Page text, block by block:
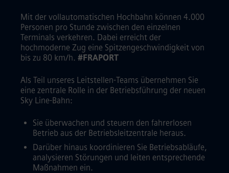
Mit der vollautomatischen Hochbahn können 4.000
Personen pro Stunde zwischen den einzelnen
Terminals verkehren. Dabei erreicht der
hochmoderne Zug eine Spitzengeschwindigkeit von
bis zu 80 km/h. #FRAPORT
Als Teil unseres Leitstellen-Teams übernehmen Sie
eine zentrale Rolle in der Betriebsführung der neuen
Sky Line-Bahn:
Sie überwachen und steuern den fahrerlosen
Betrieb aus der Betriebsleitzentrale heraus.
Darüber hinaus koordinieren Sie Betriebsabläufe,
analysieren Störungen und leiten entsprechende
Maßnahmen ein.